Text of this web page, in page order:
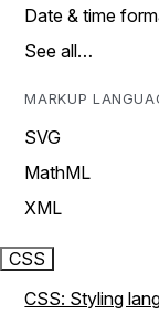
Date & time
See all…
MARKUP
SVG
MathML
XML
CSS
CSS: Styling